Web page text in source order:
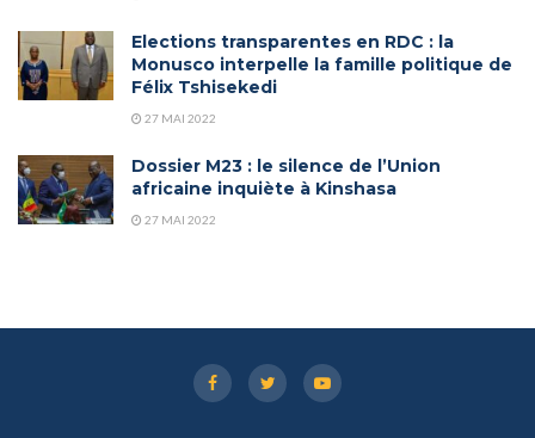
Elections transparentes en RDC : la
Monusco interpelle la famille politique de
Félix Tshisekedi
27 MAI 2022
Dossier M23 : le silence de l’Union
africaine inquiète à Kinshasa
27 MAI 2022